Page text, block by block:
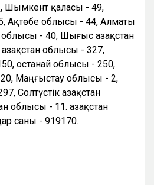
Шымкент қаласы - 49,
Ақтөбе облысы - 44, Алматы
- 40, Шығыс Қазақстан
облысы - 327,
Қостанай облысы - 250,
Маңғыстау облысы - 2,
Солтүстік Қазақстан
облысы - 11. Қазақстан
саны - 919170.